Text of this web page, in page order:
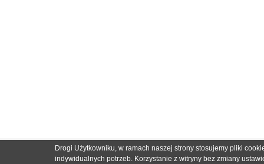
Drogi Użytkowniku, w ramach naszej strony stosujemy pliki
indywidualnych potrzeb. Korzystanie z witryny bez zmiany